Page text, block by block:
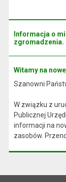
Informacja o
zgromadzenia.
Witamy na
Szanowni
W związku z
Publicznej
informacji na
zasobów.